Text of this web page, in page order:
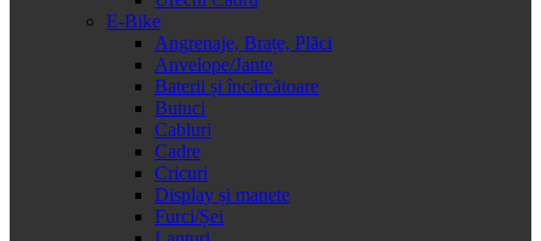
E-Bike
Angrenaje, Brațe, Plăci
Anvelope/Jante
Baterii și încărcătoare
Butuci
Cabluri
Cadre
Cricuri
Display și manete
Furci/Șei